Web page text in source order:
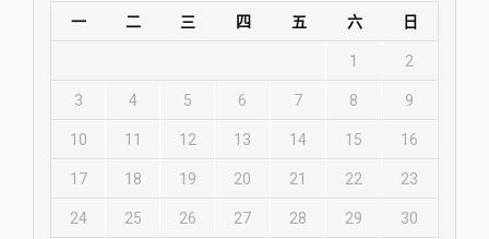
一 二 三 四 五 六 日
1 2
3 4 5 6 7 8 9
10 11 12 13 14 15 16
17 18 19 20 21 22 23
24 25 26 27 28 29 30